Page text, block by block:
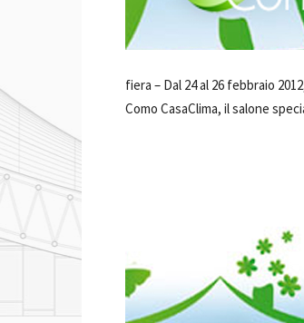
fiera – Dal 24 al 26 febbraio
Como CasaClima, il salone